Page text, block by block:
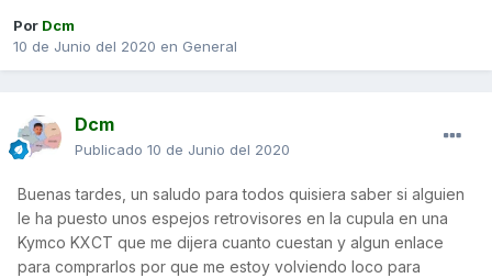
Por Dcm
10 de Junio del 2020 en General
Dcm
Publicado 10 de Junio del 2020
Buenas tardes, un saludo para todos quisiera saber si alguien
le ha puesto unos espejos retrovisores en la cupula en una
Kymco KXCT que me dijera cuanto cuestan y algun enlace
para comprarlos por que me estoy volviendo loco para